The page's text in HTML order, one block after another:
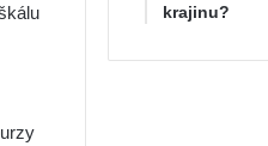
krajinu?